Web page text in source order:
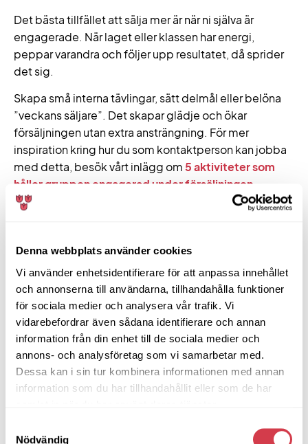
Denna webbplats använder cookies
Vi använder enhetsidentifierare för att anpassa innehållet
och annonserna till användarna, tillhandahålla funktioner
för sociala medier och analysera vår trafik. Vi
vidarebefordrar även sådana identifierare och annan
information från din enhet till de sociala medier och
annons- och analysföretag som vi samarbetar med.
Dessa kan i sin tur kombinera informationen med annan
information som du har tillhandahållit eller som de har
Nödvändig
Det bästa tillfället att sälja mer är när ni själva är
engagerade. När laget eller klassen har energi,
peppar varandra och följer upp resultatet, då sprider
det sig.
Skapa små interna tävlingar, sätt delmål eller belöna
”veckans säljare”. Det skapar glädje och ökar
försäljningen utan extra ansträngning. För mer
inspiration kring hur du som kontaktperson kan jobba
med detta, besök vårt inlägg om5 aktiviteter som
håller gruppen engagerad under försäljningen
🏆
Använd statistiken i er personliga webbshop
tillsammans.
Bonus: använd säljstödet
Hos Tulpankungen hittar ni allt ni behöver för att
lyckas: tydliga guider, säljblad och bilder för sociala
medier. Bland vårt säljstöd finns verktygen som gör
att er försäljning blir enkel, effektiv och inspirerande.
Där hittar ni bland annat:
guider med tips för er som vill sälja med